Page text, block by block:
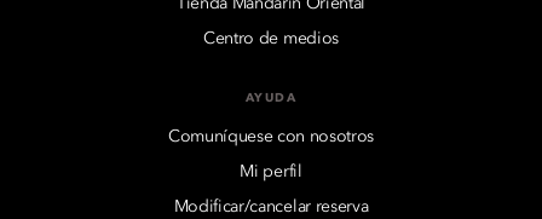
Centro de medios
AYUDA
Comuníquese con nosotros
Mi perfil
Modificar/cancelar reserva